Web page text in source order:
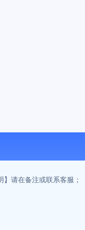
请在备注或联系客服；